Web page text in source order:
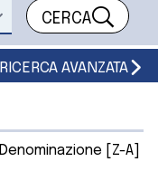
CERCA
RICERCA AVANZATA
Denominazione [Z-A]